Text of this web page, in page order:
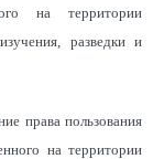
на территории
разведки и
права пользования
на территории